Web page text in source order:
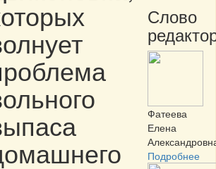
Слово
Фатеева
Елена
Подробнее